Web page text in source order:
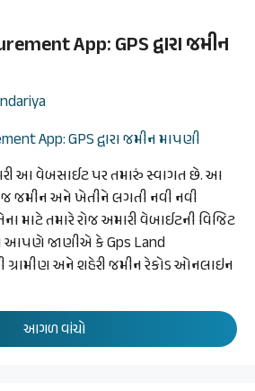
App: GPS દ્વારા જમીન
આ વેબસાઈટ પર તમારું સ્વાગત છે. આ
જમીન અને ખેતીને લગતી નવી નવી
માટે તમારે રોજ અમારી વેબાઈટની વિજિટ
આપણે જાણીએ કે Gps Land
ગ્રામીણ અને શહેરી જમીન રેકોડ ઓનલાઇન
આગળ વાંચો